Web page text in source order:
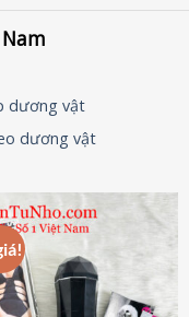
dương vật
dương vật